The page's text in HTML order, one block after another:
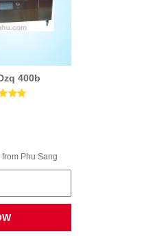
400b
Phu Sang